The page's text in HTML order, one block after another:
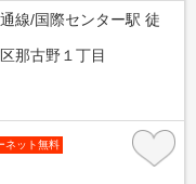
線/国際センター駅 徒
那古野１丁目
ネット無料